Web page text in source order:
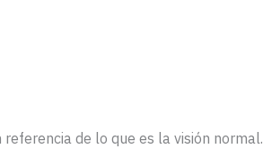
de lo que es la visión